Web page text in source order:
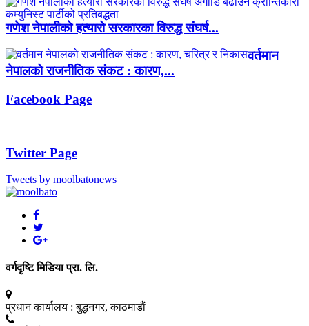
गणेश नेपालीको हत्यारो सरकारका विरुद्ध संघर्ष...
वर्तमान
नेपालको राजनीतिक संकट : कारण,...
Facebook Page
Twitter Page
Tweets by moolbatonews
वर्गदृष्टि मिडिया प्रा. लि.
प्रधान कार्यालय : बुद्धनगर, काठमाडाैं